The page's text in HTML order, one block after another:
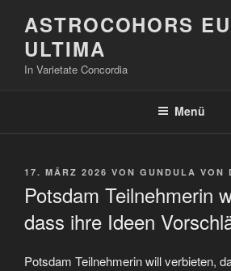
Inhalt
springen
ASTROCOHORS
ULTIMA
In Varietate Concordia
Menü
VERÖFFENTLICHT
17. MÄRZ 2026 VON GUNDULA VON
Potsdam Teilnehmerin
dass ihre Ideen
Potsdam Teilnehmerin will verbieten,